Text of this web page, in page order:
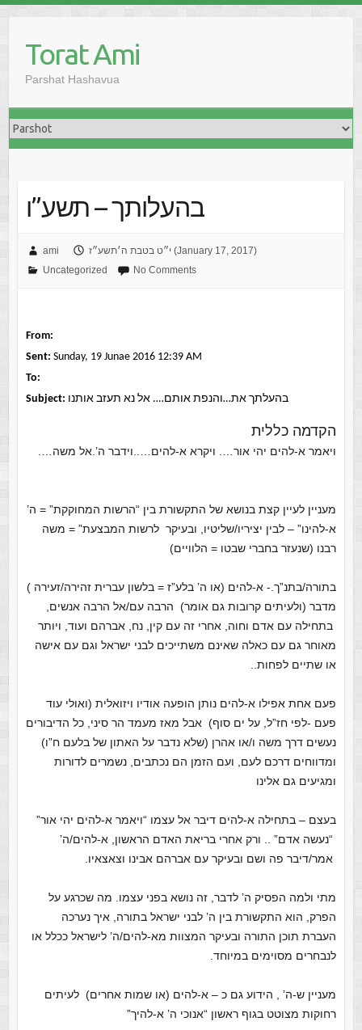
Torat Ami
Parshat Hashavua
בהעלותך – תשע”ו
ami
י״ט בטבת ה׳תשע״ז (January 17, 2017)
Uncategorized
No Comments
From:
Sent: Sunday, 19 Junae 2016 12:39 AM
To:
Subject: בהעלתך את…והנפת אותם…. אל נא תעזב אותנו
הקדמה כללית
ויאמר א-להים יהי אור…. ויקרא א-להים…..וידבר ה’.אל משה….
מעניין לעיין קצת בנושא של התקשורת בין “הרשות המחוקקת” = ה’
א-להינו” – לבין יציריו/שליטיו, ובעיקר לרשות המבצעת” = משה
רבנו (שנעזר בחברי שבטו = הלוויים)
בתורה/בתנ”ך.- א-להים (או ה’ בלע”ז = בלשון עברית זהירה/זעירה )
מדבר (ולעיתים קרובות גם אומר) הרבה עם/אל הרבה אנשים,
בתחילה עם אדם וחוה, אחרי זה עם קין, נח, אברהם ועוד, ויותר
מאוחר גם עם כאלה שאינם משתייכים לבני ישראל וגם עם אישה
או שתיים לפחות..
פעם אחת אפילו א-להים נותן הופעה אודיו ויזואלית (ואולי עוד
פעם -לפי חז”ל, על ים סוף) אבל מאז מעמד הר סיני, כל הדיבורים
נעשים דרך משה ו/או אהרן (שלא נדבר על האתון של בלעם ח”ו)
ומדווחים דרכם לעם, ועם הזמן הם נכתבים, נשמרים לדורות
ומגיעים גם אלינו
בעצם – בתחילה א-להים דיבר אל עצמו “ויאמר א-להים יהי אור”
“נעשה אדם” .. ורק אחרי בריאת האדם הראשון, א-להים/ה’
אמר/דיבר פה ושם ובעיקר עם אברהם אבינו וצאצאיו.
מתי ולמה הפסיק ה’ לדבר, זה נושא בפני עצמו. מה שכרגע על
הפרק, הוא התקשורת בין ה’ לבני ישראל בתורה, איך נערכה
העברת תוכן התורה ובעיקר המצוות מא-להים/ה’ לישראל ככלל או
לנבחרים מסוימים במיוחד.
מעניין ש-ה’ , הידוע גם כ – א-להים (או שמות אחרים) לעיתים
רחוקות מצוטט בגוף ראשון “אנוכי ה’ א-להיך”